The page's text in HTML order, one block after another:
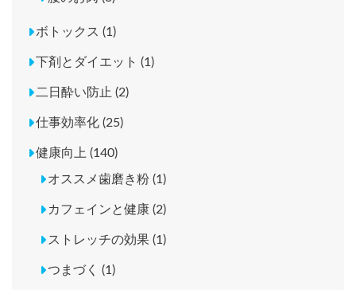
ボトックス (1)
下剤とダイエット (1)
二日酔い防止 (2)
仕事効率化 (25)
健康向上 (140)
オススメ歯磨き粉 (1)
カフェインと健康 (2)
ストレッチの効果 (1)
つまづく (1)